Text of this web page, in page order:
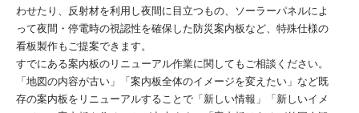
わせたり、反射材を利用し夜間に目立つもの、ソーラーパネルによ
って夜間・停電時の視認性を確保した防災案内板など、特殊仕様の
看板製作もご提案できます。
すでにある案内板のリニューアル作業に関してもご相談ください。
「地図の内容が古い」「案内板全体のイメージを変えたい」など既
存の案内板をリニューアルすることで「新しい情報」「新しいイメ